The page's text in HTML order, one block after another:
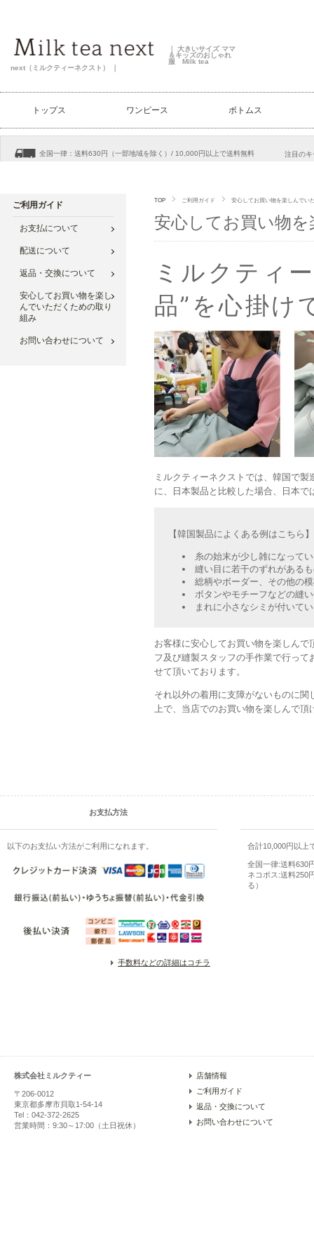
TOP ご利用ガイド 安心してお買い物を楽しんでい
安心してお買い物
ミルクティ
品” を心掛け
ミルクティーネクストでは、韓国で
に、日本製品と比較した場合、日本
【韓国製品によくある例はこちら】
糸の始末が少し雑になって
縫い目に若干のずれがある
総柄やボーダー、その他の
ボタンやモチーフなどの縫
まれに小さなシミが付いて
お客様に安心してお買い物を楽しん
フ及び縫製スタッフの手作業で行っ
せて頂いております。
それ以外の着用に支障がないものに
上で、当店でのお買い物を楽しんで
ご利用ガイド
お支払について
配送について
返品・交換について
安心してお買い物を楽し
んでいただくための取り
組み
お問い合わせについて